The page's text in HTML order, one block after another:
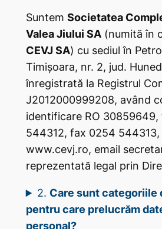
Suntem Societatea
Valea Jiului SA(numită în
CEVJ SA) cu sediul în
Timișoara, nr. 2, jud.
înregistrată la Registrul
J2012000999208, având
identificare RO
544312, fax 0254
www.cevj.ro, email
reprezentată legal prin
2. Care sunt categoriile
pentru care prelucrăm
personal?